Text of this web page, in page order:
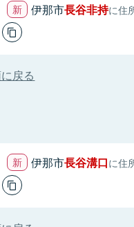
伊那市長谷非持に住
戻る
伊那市長谷溝口に住